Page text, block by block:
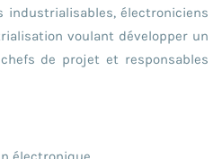
industrialisables, électroniciens
voulant développer un
de projet et responsables